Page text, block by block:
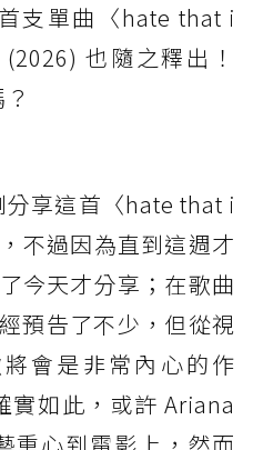
支單曲〈hate that i
也隨之釋出！
分享這首〈hate that i
不過因為直到這週才
今天才分享；在歌曲
預告了不少，但從視
會是非常內心的作
實如此，或許 Ariana